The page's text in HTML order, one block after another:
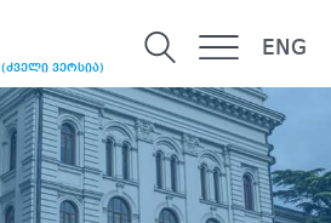
(ძველი ვერსია)
ENG